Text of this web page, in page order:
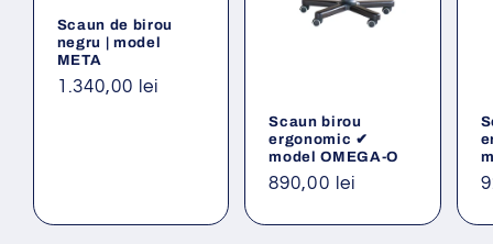
Scaun de birou
negru | model
META
Preț
1.340,00 lei
Scaun birou
ergonomic ✔
model OMEGA-O
Preț
890,00 lei